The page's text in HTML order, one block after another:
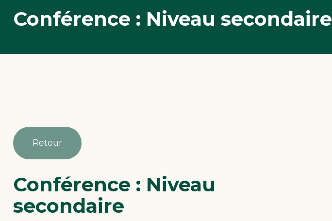
Conférence : Niveau secondaire
Retour
Conférence : Niveau
secondaire